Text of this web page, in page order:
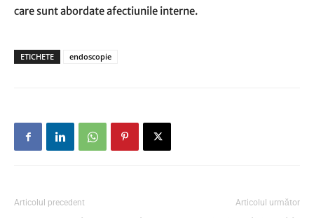
care sunt abordate afectiunile interne.
ETICHETE endoscopie
Articolul precedent Articolul următor